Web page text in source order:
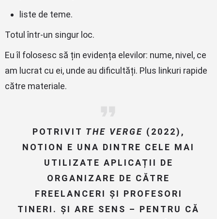
liste de teme.
Totul într-un singur loc.
Eu îl folosesc să țin evidența elevilor: nume, nivel, ce
am lucrat cu ei, unde au dificultăți. Plus linkuri rapide
către materiale.
POTRIVIT THE VERGE (2022),
NOTION E UNA DINTRE CELE MAI
UTILIZATE APLICAȚII DE
ORGANIZARE DE CĂTRE
FREELANCERI ȘI PROFESORI
TINERI. ȘI ARE SENS – PENTRU CĂ